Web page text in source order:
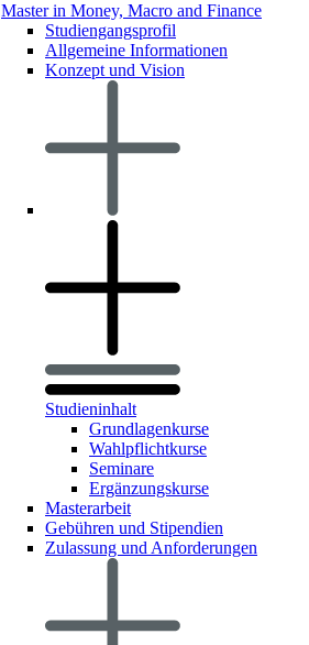
Master in Money, Macro and Finance
Studiengangsprofil
Allgemeine Informationen
Konzept und Vision
Studieninhalt
Grundlagenkurse
Wahlpflichtkurse
Seminare
Ergänzungskurse
Masterarbeit
Gebühren und Stipendien
Zulassung und Anforderungen